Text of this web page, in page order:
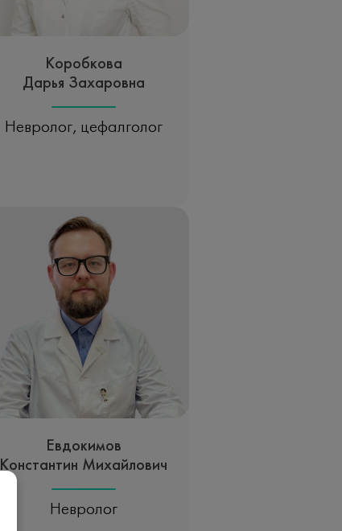
Коробкова
Дарья Захаровна
Невролог, цефалголог
Евдокимов
Константин Михайлович
Невролог